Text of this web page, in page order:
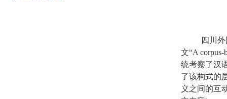
四川
文“A corpus-
统考察了汉
了该构式的
义之间的互